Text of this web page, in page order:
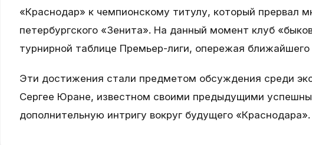
«Краснодар» к чемпионскому титулу, который прервал
петербургского «Зенита». На данный момент клуб
турнирной таблице Премьер-лиги, опережая ближайшего
Эти достижения стали предметом обсуждения среди
Сергее Юране, известном своими предыдущими
дополнительную интригу вокруг будущего «Краснодара».